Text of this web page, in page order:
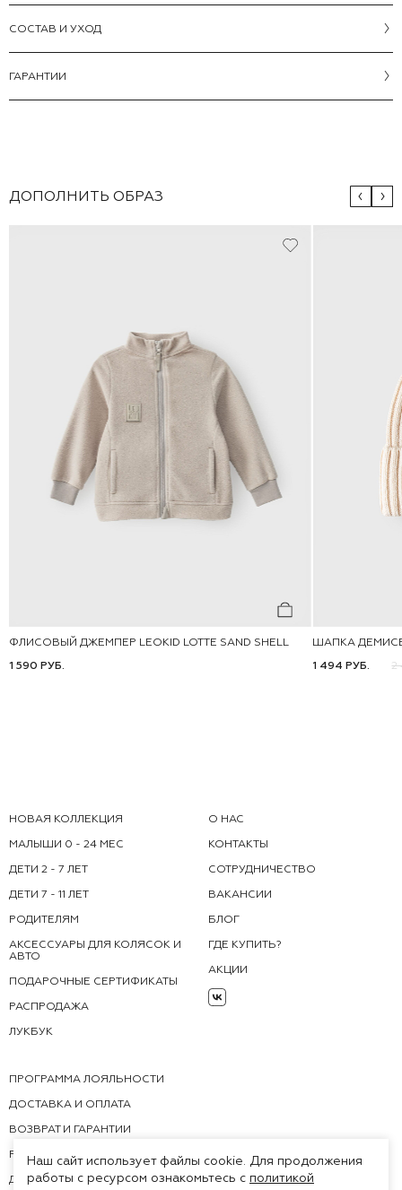
CОСТАВ И УХОД
ГАРАНТИИ
ДОПОЛНИТЬ ОБРАЗ
80
ФЛИСОВЫЙ ДЖЕМПЕР LEOKID LOTTE SAND SHELL
1 590 РУБ.
52
ШАПКА
1 494 РУБ.
2
НОВАЯ КОЛЛЕКЦИЯ
МАЛЫШИ 0 - 24 МЕС
ДЕТИ 2 - 7 ЛЕТ
ДЕТИ 7 - 11 ЛЕТ
РОДИТЕЛЯМ
АКСЕССУАРЫ ДЛЯ КОЛЯСОК И
АВТО
ПОДАРОЧНЫЕ СЕРТИФИКАТЫ
РАСПРОДАЖА
ЛУКБУК
О НАС
КОНТАКТЫ
СОТРУДНИЧЕСТВО
ВАКАНСИИ
БЛОГ
ГДЕ КУПИТЬ?
АКЦИИ
ПРОГРАММА ЛОЯЛЬНОСТИ
ДОСТАВКА И ОПЛАТА
ВОЗВРАТ И ГАРАНТИИ
FAQ
ДОКУМЕНТЫ
Наш сайт использует файлы cookie. Для продолжения
работы с ресурсом ознакомьтесь с политикой